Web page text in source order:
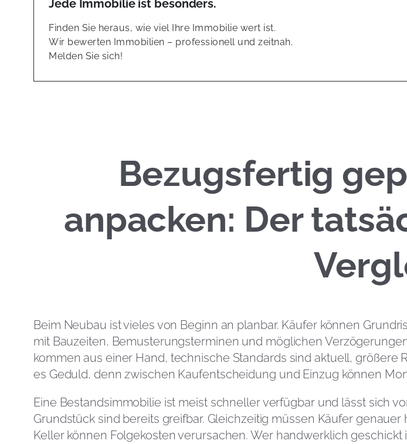
Jede Immobilie ist besonders.
Finden Sie heraus, wie viel Ihre Immobilie wert ist.
Wir bewerten Immobilien – professionell und zeitnah.
Melden Sie sich!
Bezugsfertig
anpacken: Der
Beim Neubau ist vieles von Beginn an planbar. Käufer können
mit Bauzeiten, Bemusterungsterminen und möglichen
kommen aus einer Hand, technische Standards sind aktuell,
es Geduld, denn zwischen Kaufentscheidung und Einzug können
Eine Bestandsimmobilie ist meist schneller verfügbar und lässt sich
Grundstück sind bereits greifbar. Gleichzeitig müssen Käufer
Keller können Folgekosten verursachen. Wer handwerklich